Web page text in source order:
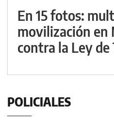
En 15 fotos:
movilización en
contra la Ley de
POLICIALES